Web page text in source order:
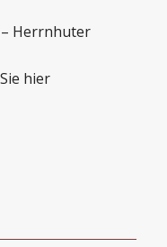
Herrnhuter
hier